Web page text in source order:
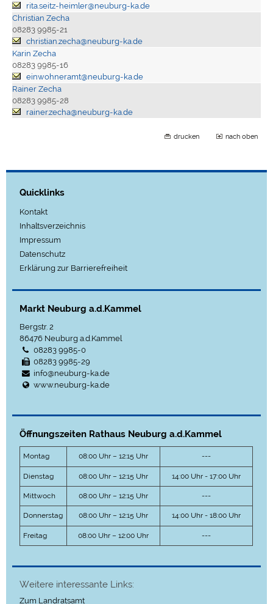
rita.seitz-heimler@neuburg-ka.de
Christian Zecha
08283 9985-21
christian.zecha@neuburg-ka.de
Karin Zecha
08283 9985-16
einwohneramt@neuburg-ka.de
Rainer Zecha
08283 9985-28
rainer.zecha@neuburg-ka.de
drucken nach oben
Quicklinks
Kontakt
Inhaltsverzeichnis
Impressum
Datenschutz
Erklärung zur Barrierefreiheit
Markt Neuburg a.d.Kammel
Bergstr. 2
86476 Neuburg a.d.Kammel
08283 9985-0
08283 9985-29
info@neuburg-ka.de
www.neuburg-ka.de
Öffnungszeiten Rathaus Neuburg a.d.Kammel
Montag 08:00 Uhr – 12:15 Uhr ---
Dienstag 08:00 Uhr – 12:15 Uhr 14:00 Uhr - 17:00 Uhr
Mittwoch 08:00 Uhr – 12:15 Uhr ---
Donnerstag 08:00 Uhr – 12:15 Uhr 14:00 Uhr - 18:00 Uhr
Freitag 08:00 Uhr – 12:00 Uhr ---
Weitere interessante Links:
Zum Landratsamt